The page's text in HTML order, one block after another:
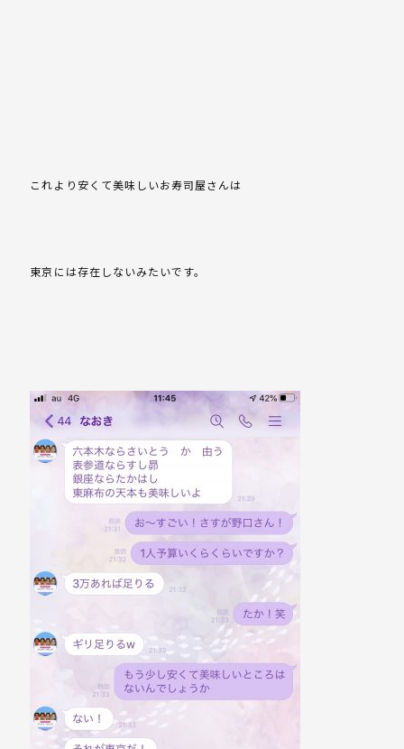
これより安くて美味しいお寿司屋さんは
東京には存在しないみたいです。